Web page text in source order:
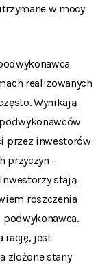
w mocy
realizowanych
Wynikają
przez inwestorów
przyczyn –
stają
roszczenia
podwykonawca.
rację, jest
stany